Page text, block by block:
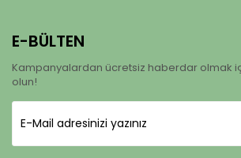
E-BÜLTEN
Kampanyalardan ücretsiz haberdar olmak
olun!